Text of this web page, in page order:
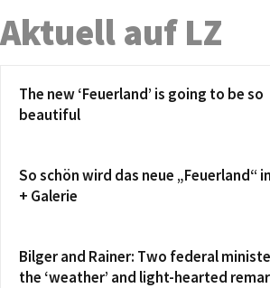
Aktuell auf LZ
The new ‘Feuerland’ is going to be so
beautiful
So schön wird das neue „Feuerland“
+ Galerie
Bilger and Rainer: Two federal
the ‘weather’ and light-hearted